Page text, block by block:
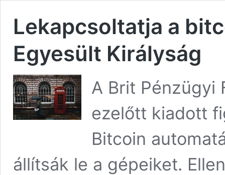
Lekapcsoltatja a
Egyesült Királyság
A Brit Pénzügyi
ezelőtt kiadott
Bitcoin
állítsák le a gépeiket.